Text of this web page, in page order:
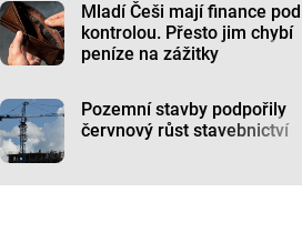
Mladí Češi mají finance pod
kontrolou. Přesto jim chybí
peníze na zážitky
Pozemní stavby podpořily
červnový růst stavebnictví